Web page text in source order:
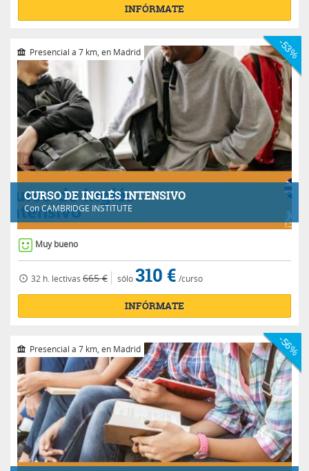
INFÓRMATE
CURSO DE INGLÉS INTENSIVO
ConCAMBRIDGE INSTITUTE
Presencial a 7 km, en Madrid -53%
Muy bueno
32 h. lectivas 665 € sólo310 € /curso
INFÓRMATE
Presencial a 7 km, en Madrid -56%